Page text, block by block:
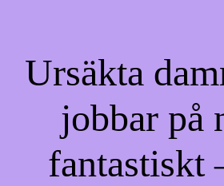
Ursäkta
jobbar på
fantastiskt